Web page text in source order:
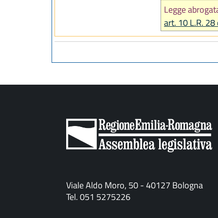
Legge
art. 10 L.R.
Viale Aldo Moro, 50 - 40127 Bologna
Tel. 051 5275226